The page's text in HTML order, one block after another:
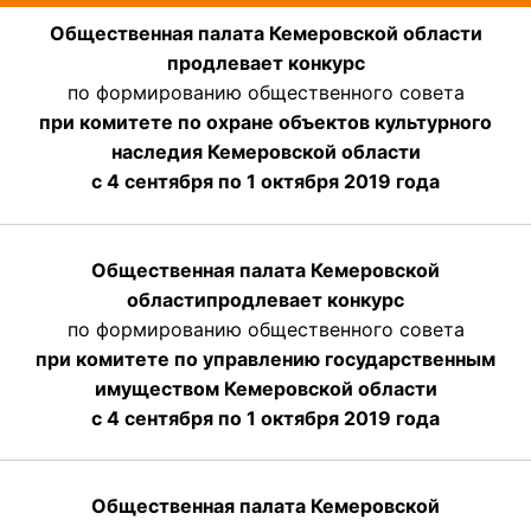
Общественная палата Кемеровской области
продлевает конкурс
по формированию общественного совета
при комитете по охране объектов культурного
наследия Кемеровской области
с 4 сентября по 1 октября 2019 года
Общественная палата Кемеровской
областипродлевает конкурс
по формированию общественного совета
при комитете по управлению государственным
имуществом Кемеровской области
с 4 сентября по 1 октября 2019 года
Общественная палата Кемеровской